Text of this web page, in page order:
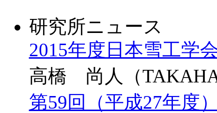
研究所ニュース
2015年度日本雪工学
高橋 尚人（
第59回（平成27年度